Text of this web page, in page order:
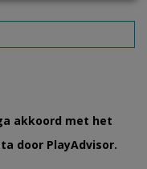
akkoord met het
door PlayAdvisor.